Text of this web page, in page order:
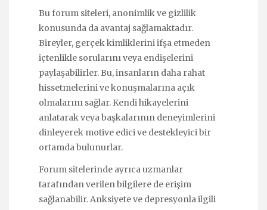
Bu forum siteleri, anonimlik ve gizlilik
konusunda da avantaj sağlamaktadır.
Bireyler, gerçek kimliklerini ifşa etmeden
içtenlikle sorularını veya endişelerini
paylaşabilirler. Bu, insanların daha rahat
hissetmelerini ve konuşmalarına açık
olmalarını sağlar. Kendi hikayelerini
anlatarak veya başkalarının deneyimlerini
dinleyerek motive edici ve destekleyici bir
ortamda bulunurlar.
Forum sitelerinde ayrıca uzmanlar
tarafından verilen bilgilere de erişim
sağlanabilir. Anksiyete ve depresyonla ilgili